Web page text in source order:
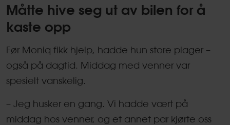
Måtte hive seg ut av bilen for å
kaste opp
Før Moniq fikk hjelp, hadde hun store plager –
også på dagtid. Middag med venner var
spesielt vanskelig.
– Jeg husker en gang. Vi hadde vært på
middag hos venner, og et annet par kjørte oss